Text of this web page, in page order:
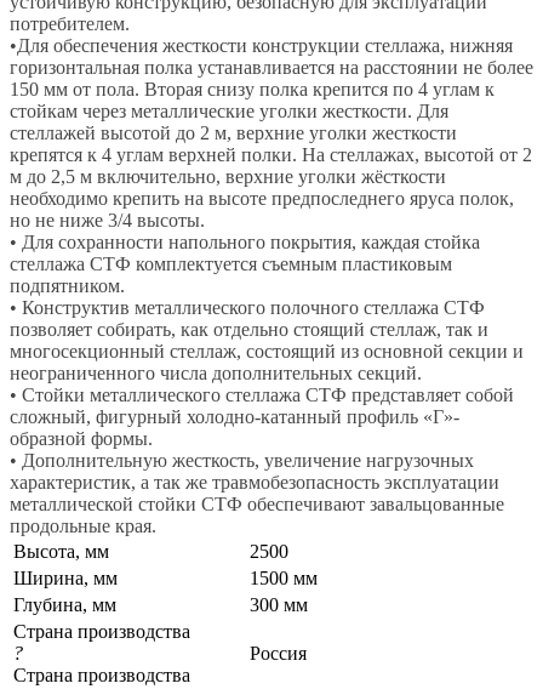
потребителем.
•Для обеспечения жесткости конструкции стеллажа, нижняя
горизонтальная полка устанавливается на расстоянии не более
150 мм от пола. Вторая снизу полка крепится по 4 углам к
стойкам через металлические уголки жесткости. Для
стеллажей высотой до 2 м, верхние уголки жесткости
крепятся к 4 углам верхней полки. На стеллажах, высотой от 2
м до 2,5 м включительно, верхние уголки жёсткости
необходимо крепить на высоте предпоследнего яруса полок,
но не ниже 3/4 высоты.
• Для сохранности напольного покрытия, каждая стойка
стеллажа СТФ комплектуется съемным пластиковым
подпятником.
• Конструктив металлического полочного стеллажа СТФ
позволяет собирать, как отдельно стоящий стеллаж, так и
многосекционный стеллаж, состоящий из основной секции и
неограниченного числа дополнительных секций.
• Стойки металлического стеллажа СТФ представляет собой
сложный, фигурный холодно-катанный профиль «Г»-
образной формы.
• Дополнительную жесткость, увеличение нагрузочных
характеристик, а так же травмобезопасность эксплуатации
металлической стойки СТФ обеспечивают завальцованные
продольные края.
Высота, мм
2500
Ширина, мм
1500 мм
Глубина, мм
300 мм
Страна производства
?
Страна производства
Россия